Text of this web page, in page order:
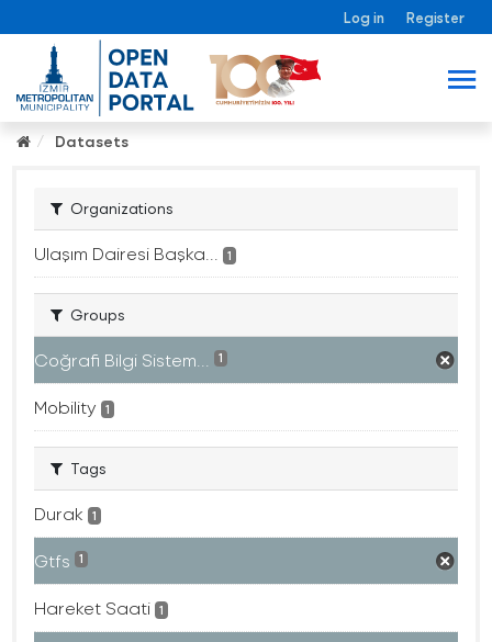
Log in Register
Datasets
Organizations
Ulaşım Dairesi Başka... 1
Groups
Coğrafi Bilgi Sistem... 1
Mobility 1
Tags
Durak 1
Gtfs 1
Hareket Saati 1